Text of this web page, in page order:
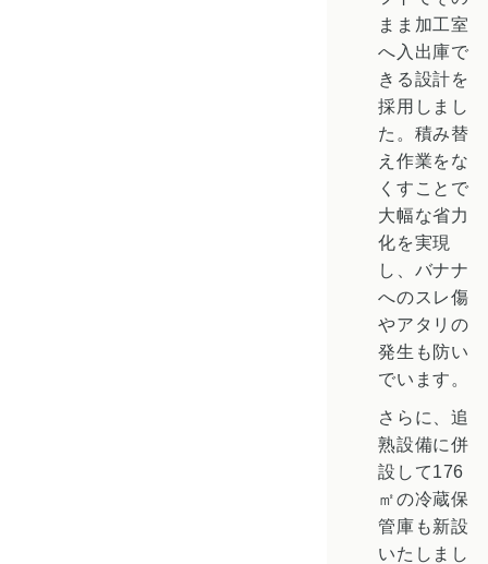
まま加工室
へ入出庫で
きる設計を
採用しまし
た。積み替
え作業をな
くすことで
大幅な省力
化を実現
し、バナナ
へのスレ傷
やアタリの
発生も防い
でいます。
さらに、追
熟設備に併
設して176
㎡の冷蔵保
管庫も新設
いたしまし